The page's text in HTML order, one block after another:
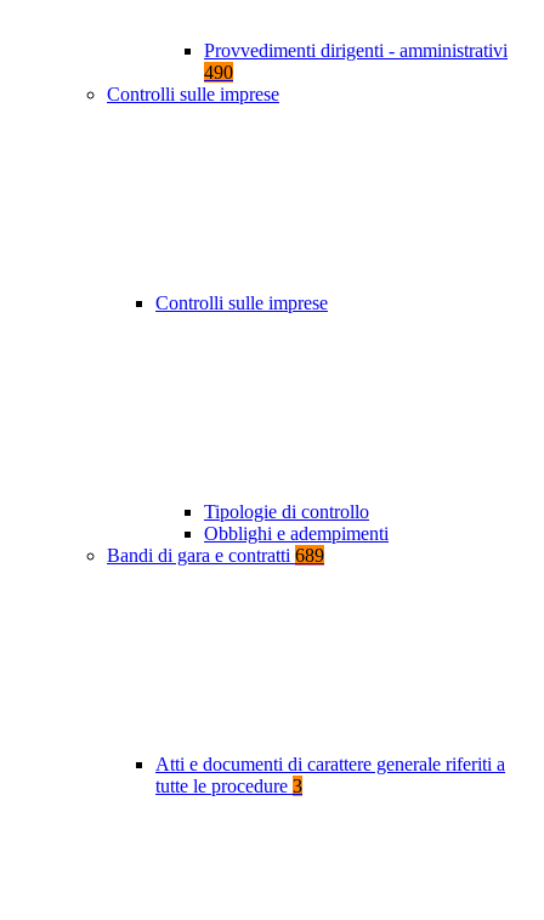
Provvedimenti dirigenti - amministrativi
490
Controlli sulle imprese
Controlli sulle imprese
Tipologie di controllo
Obblighi e adempimenti
Bandi di gara e contratti 689
Atti e documenti di carattere generale riferiti a
tutte le procedure 3